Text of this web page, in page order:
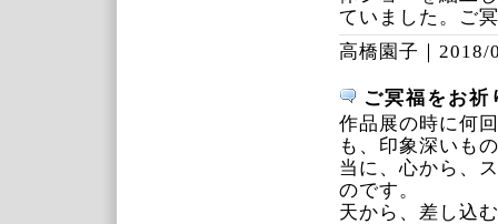
ていました。ご
高橋園子｜ 2018/
ご冥福をお祈
作品展の時に何
も、印象深いも
当に、心から、
のです。
天から、差し込